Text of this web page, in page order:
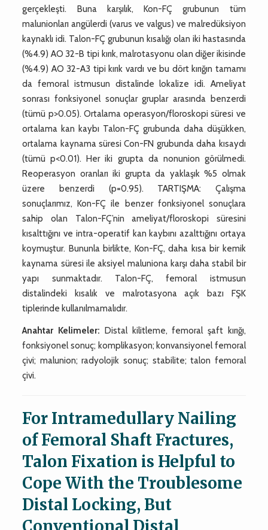
gerçekleşti. Buna karşılık, Kon-FÇ grubunun tüm
malunionları angülerdi (varus ve valgus) ve malredüksiyon
kaynaklı idi. Talon-FÇ grubunun kısalığı olan iki hastasında
(%4.9) AO 32-B tipi kırık, malrotasyonu olan diğer ikisinde
(%4.9) AO 32-A3 tipi kırık vardı ve bu dört kırığın tamamı
da femoral istmusun distalinde lokalize idi. Ameliyat
sonrası fonksiyonel sonuçlar gruplar arasında benzerdi
(tümü p>0.05). Ortalama operasyon/floroskopi süresi ve
ortalama kan kaybı Talon-FÇ grubunda daha düşükken,
ortalama kaynama süresi Con-FN grubunda daha kısaydı
(tümü p<0.01). Her iki grupta da nonunion görülmedi.
Reoperasyon oranları iki grupta da yaklaşık %5 olmak
üzere benzerdi (p=0.95). TARTIŞMA: Çalışma
sonuçlarımız, Kon-FÇ ile benzer fonksiyonel sonuçlara
sahip olan Talon-FÇ’nin ameliyat/floroskopi süresini
kısalttığını ve intra-operatif kan kaybını azalttığını ortaya
koymuştur. Bununla birlikte, Kon-FÇ, daha kısa bir kemik
kaynama süresi ile aksiyel maluniona karşı daha stabil bir
yapı sunmaktadır. Talon-FÇ, femoral istmusun
distalindeki kısalık ve malrotasyona açık bazı FŞK
tiplerinde kullanılmamalıdır.
Anahtar Kelimeler: Distal kilitleme, femoral şaft kırığı,
fonksiyonel sonuç; komplikasyon; konvansiyonel femoral
çivi; malunion; radyolojik sonuç; stabilite; talon femoral
çivi.
For Intramedullary Nailing
of Femoral Shaft Fractures,
Talon Fixation is Helpful to
Cope With the Troublesome
Distal Locking, But
Conventional Distal